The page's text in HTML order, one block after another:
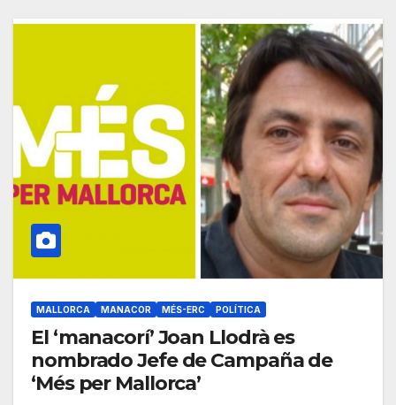
MALLORCA MANACOR MÉS-ERC POLÍTICA
El ‘manacorí’ Joan Llodrà es
nombrado Jefe de Campaña de
‘Més per Mallorca’